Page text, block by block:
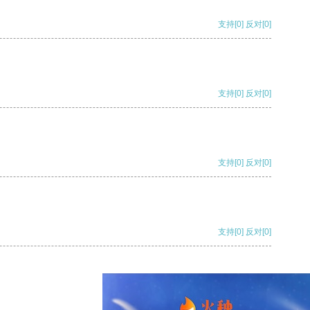
支持[0] 反对[0]
支持[0] 反对[0]
支持[0] 反对[0]
支持[0] 反对[0]
支持